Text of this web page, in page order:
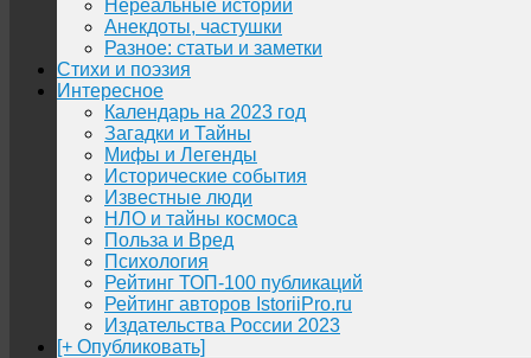
Нереальные истории
Анекдоты, частушки
Разное: статьи и заметки
Стихи и поэзия
Интересное
Календарь на 2023 год
Загадки и Тайны
Мифы и Легенды
Исторические события
Известные люди
НЛО и тайны космоса
Польза и Вред
Психология
Рейтинг ТОП-100 публикаций
Рейтинг авторов IstoriiPro.ru
Издательства России 2023
[+ Опубликовать]